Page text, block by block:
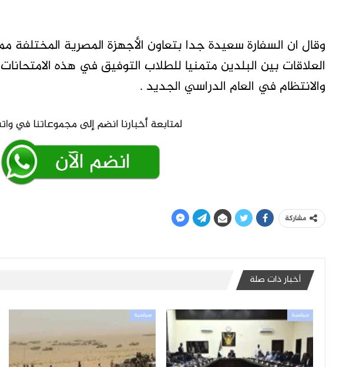
وقال ان السفارة سعيدة جدا بتعاون الأجهزة المصرية المختلفة
العلاقات بين البلدين متمنيا للطلاب التوفيق في هذه الامتحانات
والانتظام في العام الدراسي الجديد .
مشاركة
أخبار ذات صلة
سياسية سياسية